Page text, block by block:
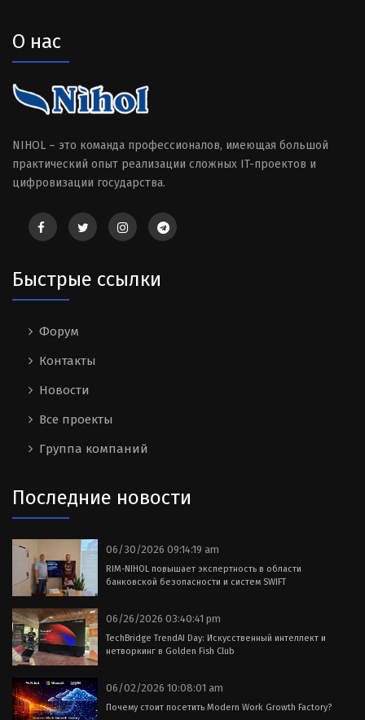
О нас
NIHOL – это команда профессионалов, имеющая большой
практический опыт реализации сложных IT-проектов и
цифровизации государства.
Быстрые ссылки
Форум
Контакты
Новости
Все проекты
Группа компаний
Последние новости
06/30/2026 09:14:19 am
RIM-NIHOL повышает экспертность в области
банковской безопасности и систем SWIFT
06/26/2026 03:40:41 pm
TechBridge TrendAI Day: Искусственный интеллект и
нетворкинг в Golden Fish Club
06/02/2026 10:08:01 am
Почему стоит посетить Modern Work Growth Factory?